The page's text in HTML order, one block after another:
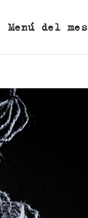
Menú del mes